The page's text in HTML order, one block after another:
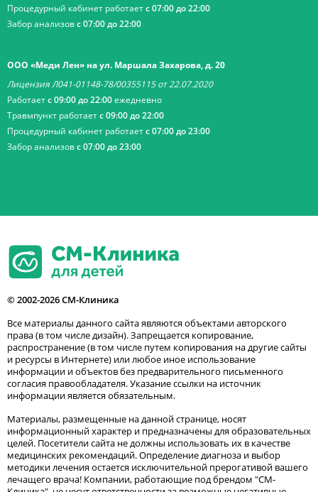
Процедурный кабинет работаетс 07:00 до 22:00
Забор анализовс 07:00 до 22:00
ООО «Меди Лен» на ул. Маршала Захарова, д. 20
Лицензия Л041-01148-78/00355115 от 22.07.2020
Работаетс 09:00 до 22:00ежедневно
Травмпункт работаетс 09:00 до 22:00
Процедурный кабинет работаетс 07:00 до 23:00
Забор анализовс 07:00 до 23:00
© 2002-2026 СМ-Клиника
Все материалы данного сайта являются объектами авторского
права (в том числе дизайн). Запрещается копирование,
распространение (в том числе путем копирования на другие сайты
и ресурсы в Интернете) или любое иное использование
информации и объектов без предварительного письменного
согласия правообладателя. Указание ссылки на источник
информации является обязательным.
Материалы, размещенные на данной странице, носят
информационный характер и предназначены для образовательных
целей. Посетители сайта не должны использовать их в качестве
медицинских рекомендаций. Определение диагноза и выбор
методики лечения остается исключительной прерогативой вашего
лечащего врача! Компании, работающие под брендом "СМ-